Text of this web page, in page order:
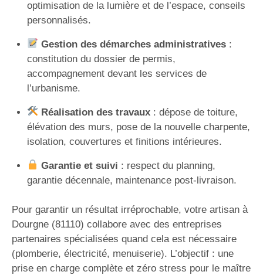
optimisation de la lumière et de l’espace, conseils
personnalisés.
Gestion des démarches administratives:
constitution du dossier de permis,
accompagnement devant les services de
l’urbanisme.
Réalisation des travaux: dépose de toiture,
élévation des murs, pose de la nouvelle charpente,
isolation, couvertures et finitions intérieures.
Garantie et suivi : respect du planning,
garantie décennale, maintenance post-livraison.
Pour garantir un résultat irréprochable, votre artisan à
Dourgne (81110) collabore avec des entreprises
partenaires spécialisées quand cela est nécessaire
(plomberie, électricité, menuiserie). L’objectif : une
prise en charge complète et zéro stress pour le maître